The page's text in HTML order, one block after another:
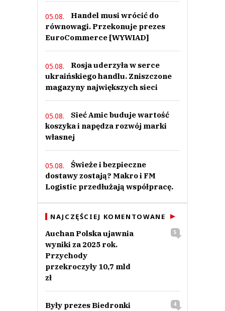
05.08.
Handel musi wrócić do
równowagi. Przekonuje prezes
EuroCommerce [WYWIAD]
05.08.
Rosja uderzyła w serce
ukraińskiego handlu. Zniszczone
magazyny największych sieci
05.08.
Sieć Amic buduje wartość
koszyka i napędza rozwój marki
własnej
05.08.
Świeże i bezpieczne
dostawy zostają? Makro i FM
Logistic przedłużają współpracę.
NAJCZĘŚCIEJ KOMENTOWANE
Auchan Polska ujawnia
wyniki za 2025 rok.
Przychody
przekroczyły 10,7 mld
zł
5
Były prezes Biedronki
4